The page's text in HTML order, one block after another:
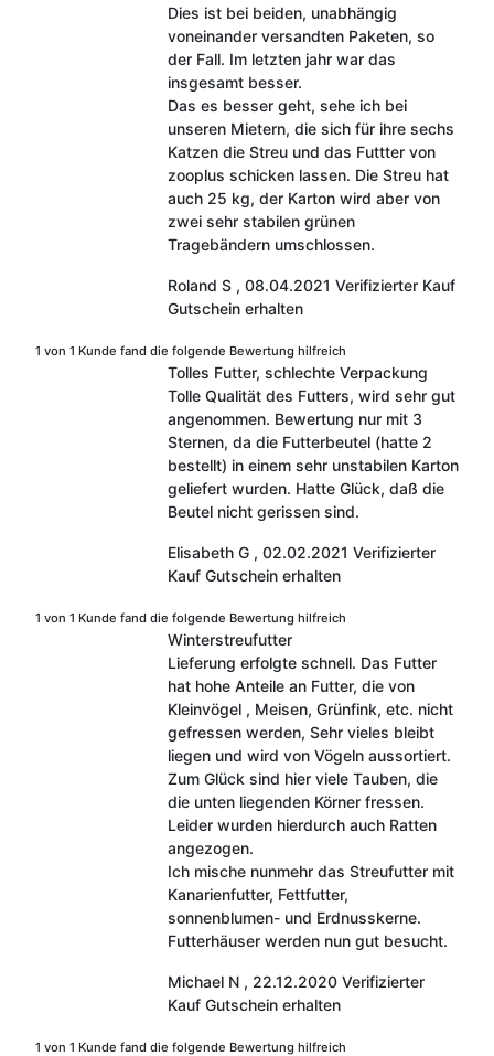
Dies ist bei beiden, unabhängig
voneinander versandten Paketen, so
der Fall. Im letzten jahr war das
insgesamt besser.
Das es besser geht, sehe ich bei
unseren Mietern, die sich für ihre sechs
Katzen die Streu und das Futtter von
zooplus schicken lassen. Die Streu hat
auch 25 kg, der Karton wird aber von
zwei sehr stabilen grünen
Tragebändern umschlossen.
Roland S , 08.04.2021 Verifizierter Kauf
Gutschein erhalten
1 von 1 Kunde fand die folgende Bewertung hilfreich
Tolles Futter, schlechte Verpackung
Tolle Qualität des Futters, wird sehr gut
angenommen. Bewertung nur mit 3
Sternen, da die Futterbeutel (hatte 2
bestellt) in einem sehr unstabilen Karton
geliefert wurden. Hatte Glück, daß die
Beutel nicht gerissen sind.
Elisabeth G , 02.02.2021 Verifizierter
Kauf Gutschein erhalten
1 von 1 Kunde fand die folgende Bewertung hilfreich
Winterstreufutter
Lieferung erfolgte schnell. Das Futter
hat hohe Anteile an Futter, die von
Kleinvögel , Meisen, Grünfink, etc. nicht
gefressen werden, Sehr vieles bleibt
liegen und wird von Vögeln aussortiert.
Zum Glück sind hier viele Tauben, die
die unten liegenden Körner fressen.
Leider wurden hierdurch auch Ratten
angezogen.
Ich mische nunmehr das Streufutter mit
Kanarienfutter, Fettfutter,
sonnenblumen- und Erdnusskerne.
Futterhäuser werden nun gut besucht.
Michael N , 22.12.2020 Verifizierter
Kauf Gutschein erhalten
1 von 1 Kunde fand die folgende Bewertung hilfreich